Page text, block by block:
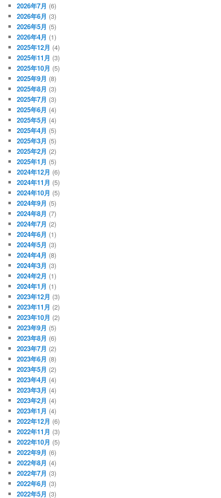
2026年7月 (6)
2026年6月 (3)
2026年5月 (5)
2026年4月 (1)
2025年12月 (4)
2025年11月 (3)
2025年10月 (5)
2025年9月 (8)
2025年8月 (3)
2025年7月 (3)
2025年6月 (4)
2025年5月 (4)
2025年4月 (5)
2025年3月 (5)
2025年2月 (2)
2025年1月 (5)
2024年12月 (6)
2024年11月 (5)
2024年10月 (5)
2024年9月 (5)
2024年8月 (7)
2024年7月 (2)
2024年6月 (1)
2024年5月 (3)
2024年4月 (8)
2024年3月 (3)
2024年2月 (1)
2024年1月 (1)
2023年12月 (3)
2023年11月 (2)
2023年10月 (2)
2023年9月 (5)
2023年8月 (6)
2023年7月 (2)
2023年6月 (8)
2023年5月 (2)
2023年4月 (4)
2023年3月 (4)
2023年2月 (4)
2023年1月 (4)
2022年12月 (6)
2022年11月 (3)
2022年10月 (5)
2022年9月 (6)
2022年8月 (4)
2022年7月 (3)
2022年6月 (3)
2022年5月 (3)